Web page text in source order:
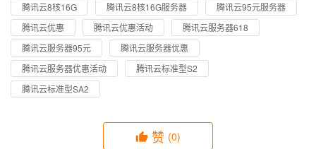
腾讯云8核16G
腾讯云8核16G服务器
腾讯云95元服务器
腾讯云优惠
腾讯云优惠活动
腾讯云服务器618
腾讯云服务器95元
腾讯云服务器优惠
腾讯云服务器优惠活动
腾讯云标准型S2
腾讯云标准型SA2
赞 (0)